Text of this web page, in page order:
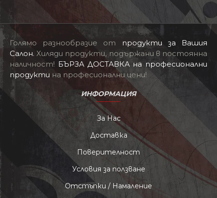
Голямо разнообразие от продукти за Вашия
Салон.Хиляди продукти, подържани в постоянна
наличност! БЪРЗА ДОСТАВКА на професионални
продукти на професионални цени!
ИНФОРМАЦИЯ
За Нас
Доставка
Поверителност
Условия за ползване
Отстъпки / Намаление